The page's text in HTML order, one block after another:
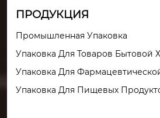
ПРОДУКЦИЯ
Промышленная Упаковка
Упаковка Для Товаров Бытовой
Упаковка Для
Упаковка Для Пищевых